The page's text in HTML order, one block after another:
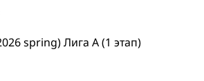
spring) Лига А (1 этап)